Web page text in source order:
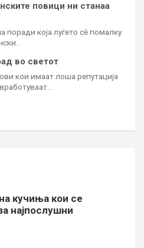
повици ни станаа
поради која луѓето сè помалку
во светот
кои имаат лоша репутација
кучиња кои се
најпослушни